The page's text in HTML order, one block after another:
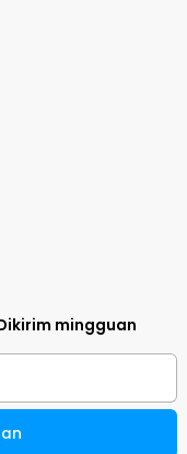
mingguan